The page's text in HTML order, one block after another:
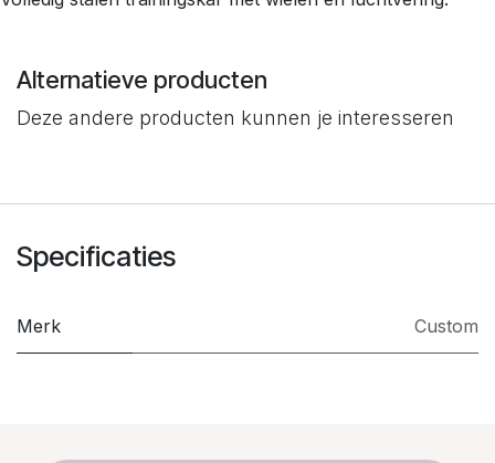
Alternatieve producten
Deze andere producten kunnen je interesseren
Specificaties
Merk Custom